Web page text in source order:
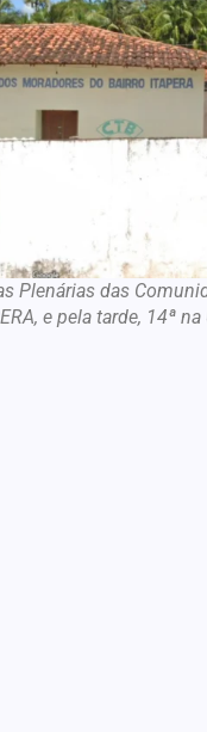
Plenárias das
e pela tarde, 14ª